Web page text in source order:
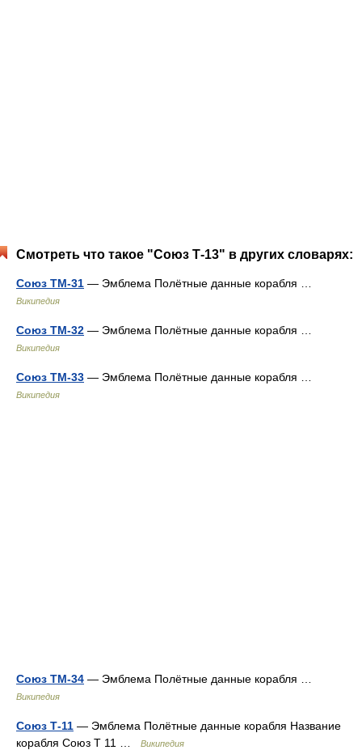
Смотреть что такое "Союз Т-13" в других словарях:
Союз ТМ-31 — Эмблема Полётные данные корабля …
Википедия
Союз ТМ-32 — Эмблема Полётные данные корабля …
Википедия
Союз ТМ-33 — Эмблема Полётные данные корабля …
Википедия
Союз ТМ-34 — Эмблема Полётные данные корабля …
Википедия
Союз Т-11 — Эмблема Полётные данные корабля Название
корабля Союз Т 11 …
Википедия